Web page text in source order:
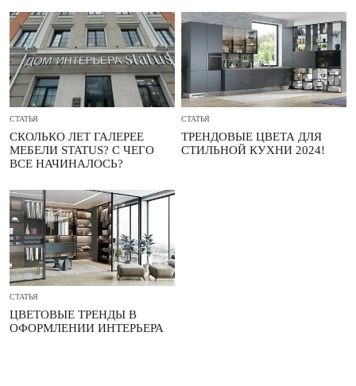
СТАТЬЯ
СКОЛЬКО ЛЕТ ГАЛЕРЕЕ
МЕБЕЛИ STATUS? С ЧЕГО
ВСЕ НАЧИНАЛОСЬ?
СТАТЬЯ
ТРЕНДОВЫЕ ЦВЕТА ДЛЯ
СТИЛЬНОЙ КУХНИ 2024!
СТАТЬЯ
ЦВЕТОВЫЕ ТРЕНДЫ В
ОФОРМЛЕНИИ ИНТЕРЬЕРА